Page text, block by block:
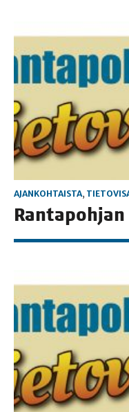
AJANKOHTAISTA,
Ran­ta­poh­jan